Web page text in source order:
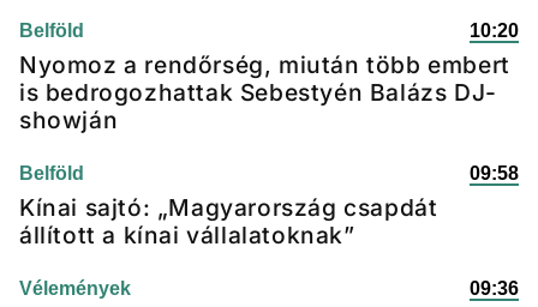
Belföld 10:20
Nyomoz a rendőrség, miután több embert
is bedrogozhattak Sebestyén Balázs DJ-
showján
Belföld 09:58
Kínai sajtó: „Magyarország csapdát
állított a kínai vállalatoknak”
Vélemények 09:36